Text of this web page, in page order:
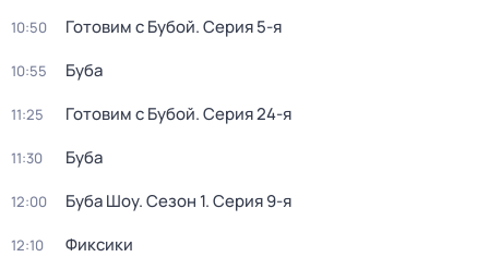
10:50 Готовим с Бубой. Серия 5-я
10:55 Буба
11:25 Готовим с Бубой. Серия 24-я
11:30 Буба
12:00 Буба Шоу. Сезон 1. Серия 9-я
12:10 Фиксики